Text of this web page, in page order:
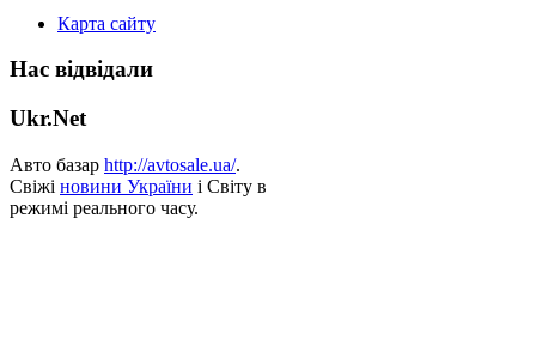
Карта сайту
Нас відвідали
Ukr.Net
Авто базар http://avtosale.ua/.
Свіжі новини України і Світу в
режимі реального часу.